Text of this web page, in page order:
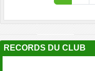
RECORDS DU CLUB